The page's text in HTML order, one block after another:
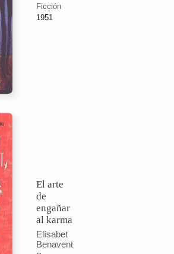
Ficción
1951
El arte
de
engañar
al karma
Elísabet
Benavent